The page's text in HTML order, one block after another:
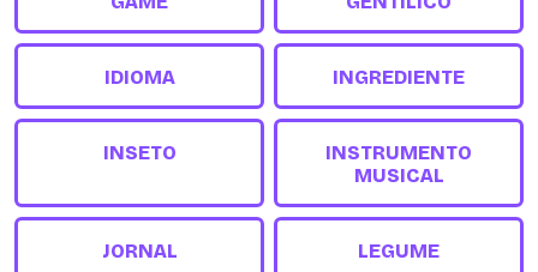
IDIOMA INGREDIENTE
INSETO
INSTRUMENTO
MUSICAL
JORNAL LEGUME